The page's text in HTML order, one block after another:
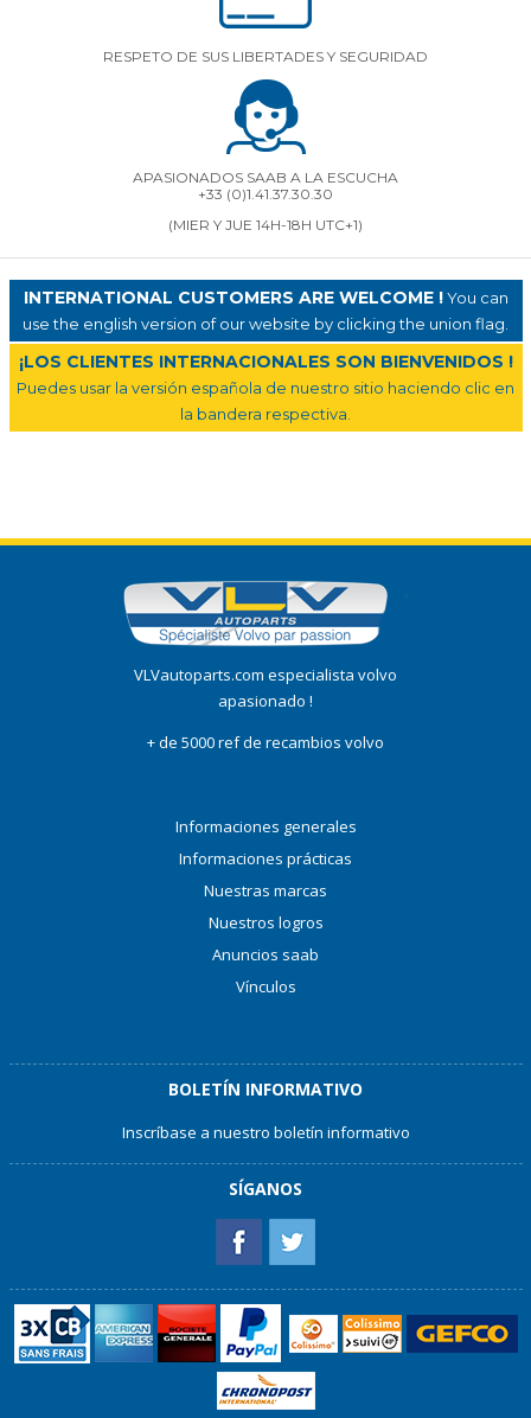
RESPETO DE SUS LIBERTADES Y SEGURIDAD
APASIONADOS SAAB A LA ESCUCHA
+33 (0)1.41.37.30.30
(MIER Y JUE 14H-18H UTC+1)
INTERNATIONAL CUSTOMERS ARE WELCOME !You can
use the english version of our website by clicking the union flag.
¡LOS CLIENTES INTERNACIONALES SON BIENVENIDOS !
Puedes usar la versión española de nuestro sitio haciendo clic en
la bandera respectiva.
VLVautoparts.com especialista volvo
apasionado !
+ de 5000 ref de recambios volvo
Informaciones generales
Informaciones prácticas
Nuestras marcas
Nuestros logros
Anuncios saab
Vínculos
BOLETÍN INFORMATIVO
Inscríbase a nuestro boletín informativo
SÍGANOS